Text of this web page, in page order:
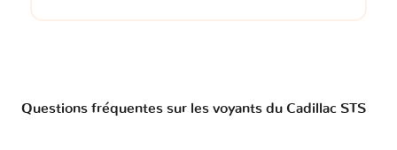
Questions fréquentes sur les voyants du Cadillac STS